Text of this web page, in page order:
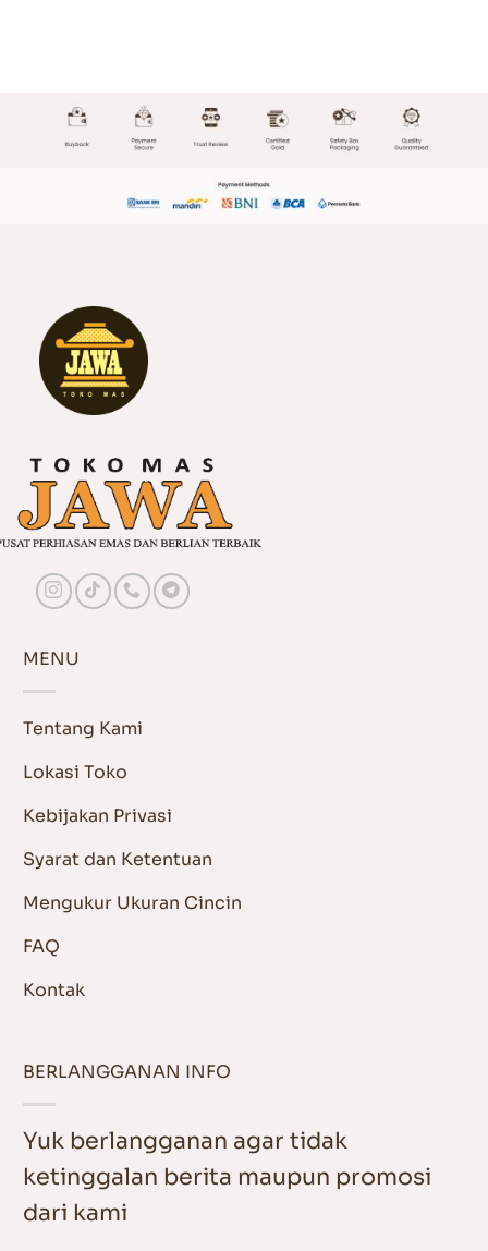
MENU
Tentang Kami
Lokasi Toko
Kebijakan Privasi
Syarat dan Ketentuan
Mengukur Ukuran Cincin
FAQ
Kontak
BERLANGGANAN INFO
Yuk berlangganan agar tidak
ketinggalan berita maupun promosi
dari kami